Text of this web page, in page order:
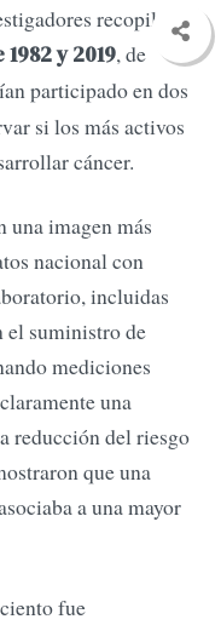
recopilaron
y 2019, de
participado en dos
si los más activos
cáncer.
imagen más
nacional con
incluidas
el suministro de
mediciones
una
reducción del riesgo
que una
a una mayor
fue